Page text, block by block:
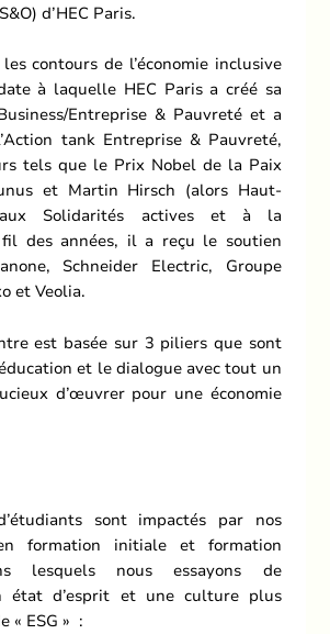
d’HEC Paris.
contours de l’économie inclusive
à laquelle HEC Paris a créé sa
Entreprise & Pauvreté et a
tank Entreprise & Pauvreté,
tels que le Prix Nobel de la Paix
et Martin Hirsch (alors Haut-
aux Solidarités actives et à la
fil des années, il a reçu le soutien
Schneider Electric, Groupe
et Veolia.
est basée sur 3 piliers que sont
et le dialogue avec tout un
d’œuvrer pour une économie
sont impactés par nos
formation initiale et formation
lesquels nous essayons de
état d’esprit et une culture plus
« ESG » :